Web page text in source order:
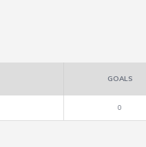
GOALS
0